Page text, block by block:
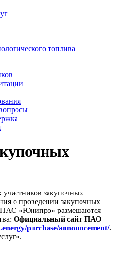
топлива
закупочных
о проведении закупочных
ПАО «Юнипро» размещаются
Официальный сайт ПАО
purchase/announcement/.